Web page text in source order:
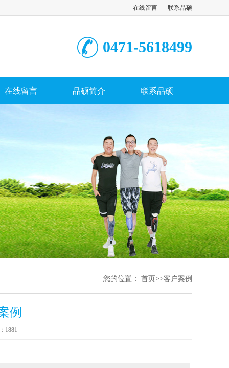
在线留言 联系品硕
0471-5618499
在线留言 品硕简介 联系品硕
您的位置： 首页 >>客户案例
例
1881